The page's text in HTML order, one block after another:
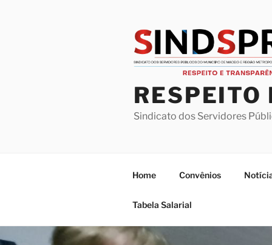
RESPEITO
Sindicato dos Servidores
Home Convênios
Tabela Salarial